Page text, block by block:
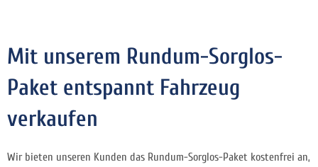
Mit unserem Rundum-Sorglos-
Paket entspannt Fahrzeug
verkaufen
Wir bieten unseren Kunden das Rundum-Sorglos-Paket kostenfrei an,